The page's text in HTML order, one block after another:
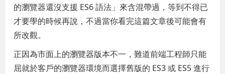
的瀏覽器還沒支援 ES6 語法」來含混帶過，等到不得已
才要學的時候再說，不過當你看完這篇文章後可能會有
所改觀。
正因為市面上的瀏覽器版本不一，難道前端工程師只能
屈就於客戶的瀏覽器環境而選擇舊版的 ES3 或 ES5 進行